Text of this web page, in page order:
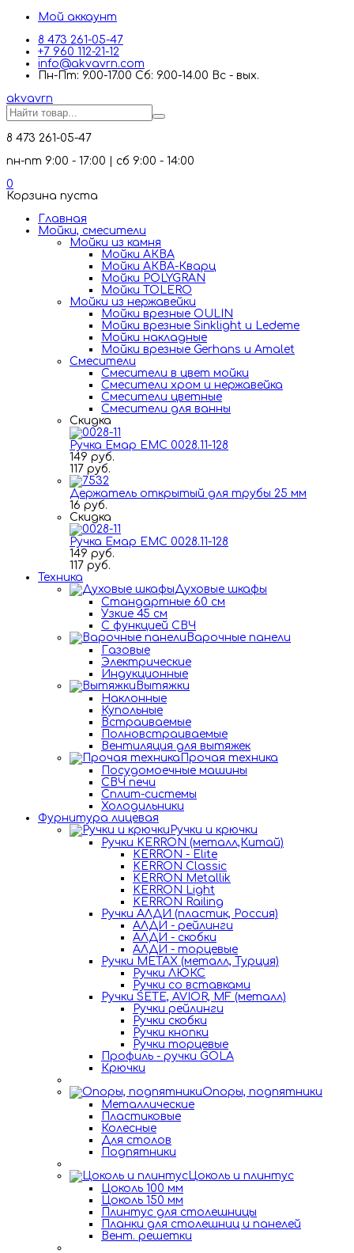
Мой аккаунт
8 473 261-05-47
+7 960 112-21-12
info@akvavrn.com
Пн-Пт: 9.00-17.00 Сб: 9.00-14.00 Вс - вых.
akvavrn
8 473 261-05-47
пн-пт 9:00 - 17:00 | сб 9:00 - 14:00
0
Корзина пуста
Главная
Мойки, смесители
Mойки из камня
Мойки АКВА
Мойки АКВА-Кварц
Мойки POLYGRAN
Мойки TOLERO
Мойки из нержавейки
Мойки врезные OULIN
Мойки врезные Sinklight и Ledeme
Мойки накладные
Мойки врезные Gerhans и Amalet
Смесители
Смесители в цвет мойки
Смесители хром и нержавейка
Смесители цветные
Смесители для ванны
Скидка
Ручка Емар ЕМС 0028.11-128
149 руб.
117 руб.
Держатель открытый для трубы 25 мм
16 руб.
Скидка
Ручка Емар ЕМС 0028.11-128
149 руб.
117 руб.
Техника
Духовые шкафы
Стандартные 60 см
Узкие 45 см
С функцией СВЧ
Варочные панели
Газовые
Электрические
Индукционные
Вытяжки
Наклонные
Купольные
Встраиваемые
Полновстраиваемые
Вентиляция для вытяжек
Прочая техника
Посудомоечные машины
СВЧ печи
Сплит-системы
Холодильники
Фурнитура лицевая
Ручки и крючки
Ручки KERRON (металл,Китай)
KERRON - Elite
KERRON Classic
KERRON Metallik
KERRON Light
KERRON Railing
Ручки АЛДИ (пластик, Россия)
АЛДИ - рейлинги
АЛДИ - скобки
АЛДИ - торцевые
Ручки METAX (металл, Турция)
Ручки ЛЮКС
Ручки со вставками
Ручки SETE, AVIOR, MF (металл)
Ручки рейлинги
Ручки скобки
Ручки кнопки
Ручки торцевые
Профиль - ручки GOLA
Крючки
Опоры, подпятники
Металлические
Пластиковые
Колесные
Для столов
Подпятники
Цоколь и плинтус
Цоколь 100 мм
Цоколь 150 мм
Плинтус для столешницы
Планки для столешниц и панелей
Вент. решетки